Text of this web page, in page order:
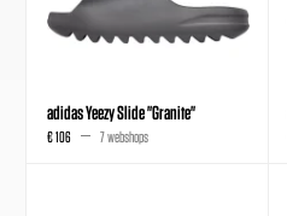
adidas Yeezy Slide "Granite"
€ 106 7 webshops